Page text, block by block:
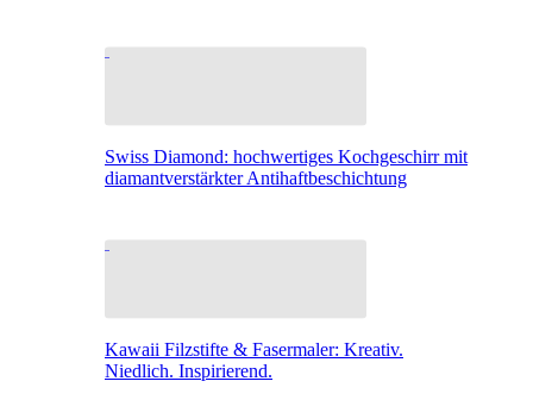
Swiss Diamond: hochwertiges Kochgeschirr mit
diamantverstärkter Antihaftbeschichtung
Kawaii Filzstifte & Fasermaler: Kreativ.
Niedlich. Inspirierend.